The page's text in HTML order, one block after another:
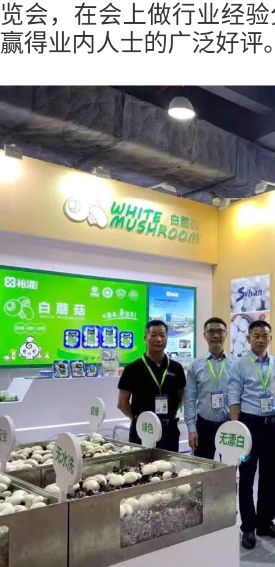
览会，在会上做行业经
赢得业内人士的广泛好评